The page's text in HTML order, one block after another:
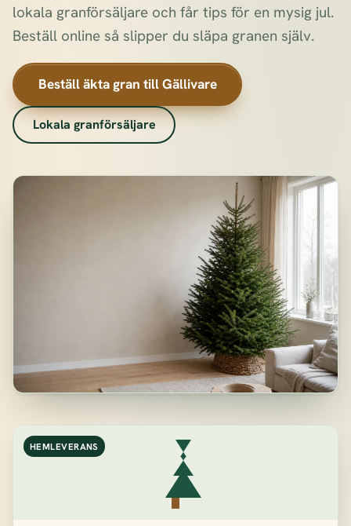
lokala granförsäljare och får tips för en mysig jul.
Beställ online så slipper du släpa granen själv.
Beställ äkta gran till Gällivare
Lokala granförsäljare
HEMLEVERANS